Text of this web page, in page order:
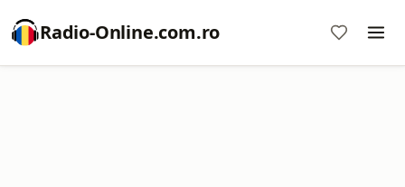
Radio-Online.com.ro